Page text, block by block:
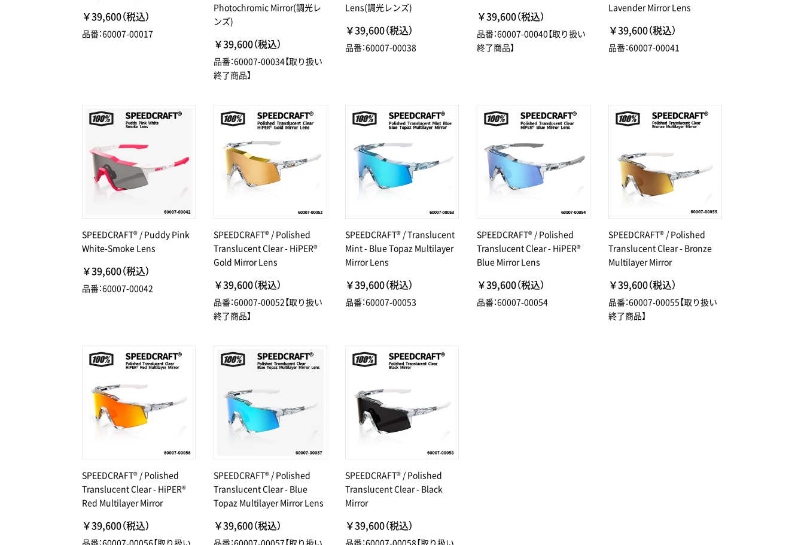
￥39,600（税込）
品番：60007-00017
Photochromic Mirror(調光レ
ンズ)
￥39,600（税込）
品番：60007-00034【取り扱い
終了商品】
Lens(調光レンズ)
￥39,600（税込）
品番：60007-00038
￥39,600（税込）
品番：60007-00040【取り扱い
終了商品】
Lavender Mirror Lens
￥39,600（税込）
品番：60007-00041
SPEEDCRAFT® / Puddy Pink
White-Smoke Lens
￥39,600（税込）
品番：60007-00042
SPEEDCRAFT® / Polished
Translucent Clear - HiPER®
Gold Mirror Lens
￥39,600（税込）
品番：60007-00052【取り扱い
終了商品】
SPEEDCRAFT® / Translucent
Mint - Blue Topaz Multilayer
Mirror Lens
￥39,600（税込）
品番：60007-00053
SPEEDCRAFT® / Polished
Translucent Clear - HiPER®
Blue Mirror Lens
￥39,600（税込）
品番：60007-00054
SPEEDCRAFT® / Polished
Translucent Clear - Bronze
Multilayer Mirror
￥39,600（税込）
品番：60007-00055【取り扱い
終了商品】
SPEEDCRAFT® / Polished
Translucent Clear - HiPER®
Red Multilayer Mirror
￥39,600（税込）
SPEEDCRAFT® / Polished
Translucent Clear - Blue
Topaz Multilayer Mirror Lens
￥39,600（税込）
SPEEDCRAFT® / Polished
Translucent Clear - Black
Mirror
￥39,600（税込）